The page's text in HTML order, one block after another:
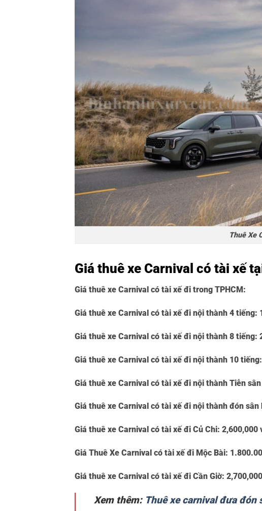
Thuê Xe
Giá thuê xe Carnival có tài xế
Giá thuê xe Carnival có tài xế đi trong TPHCM:
Giá thuê xe Carnival có tài xế đi nội thành 4 tiếng:
Giá thuê xe Carnival có tài xế đi nội thành 8 tiếng:
Giá thuê xe Carnival có tài xế đi nội thành 10 tiếng:
Giá thuê xe Carnival có tài xế đi nội thành Tiễn
Giá thuê xe Carnival có tài xế đi nội thành đón sân
Giá thuê xe Carnival có tài xế đi Củ Chi: 2,600,000
Giá Thuê Xe Carnival có tài xế đi Mộc Bài:
Giá thuê xe Carnival có tài xế đi Cần Giờ:
Xem thêm: Thuê xe carnival đưa đón